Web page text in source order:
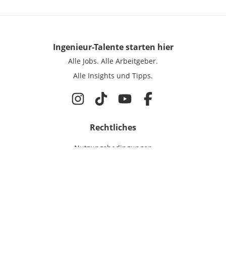
Ingenieur-Talentestarten hier
Alle Jobs. Alle Arbeitgeber.
Alle Insights und Tipps.
Rechtliches
Nutzungsbedingungen